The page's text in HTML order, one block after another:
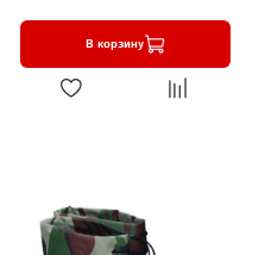
В корзину